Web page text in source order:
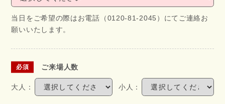
当日をご希望の際はお電話（0120-81-2045）にてご連絡お
願いいたします。
ご来場人数